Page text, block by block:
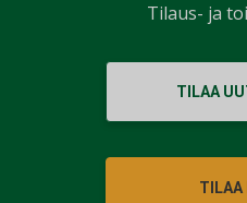
TILAA
TILAA
Tilaus- ja